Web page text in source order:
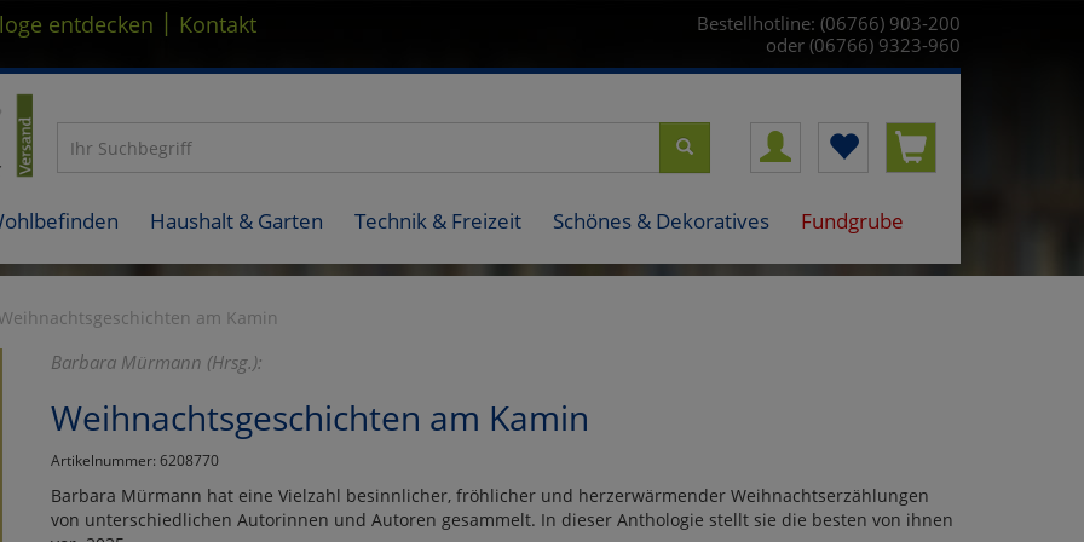
entdecken | Kontakt
Bestellhotline: (06766) 903-200
oder (06766) 9323-960
Haushalt & Garten Technik & Freizeit Schönes & Dekoratives Fundgrube
am Kamin
Barbara Mürmann (Hrsg.):
Weihnachtsgeschichten am Kamin
Artikelnummer: 6208770
Barbara Mürmann hat eine Vielzahl besinnlicher, fröhlicher und herzerwärmender Weihnachtserzählungen
von unterschiedlichen Autorinnen und Autoren gesammelt. In dieser Anthologie stellt sie die besten von ihnen